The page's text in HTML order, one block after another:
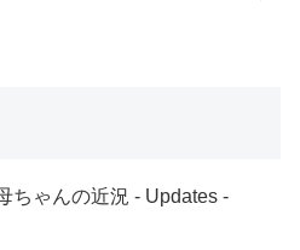
ちゃんの近況 - Updates -